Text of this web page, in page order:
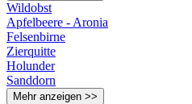
Wildobst
Apfelbeere - Aronia
Felsenbirne
Zierquitte
Holunder
Sanddorn
Mehr anzeigen >>